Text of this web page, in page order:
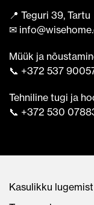
📍 Teguri 39, Tartu
✉
Müük ja
📞 +372 537
Tehniline tugi ja
📞 +372 530
Kasulikku lugemist